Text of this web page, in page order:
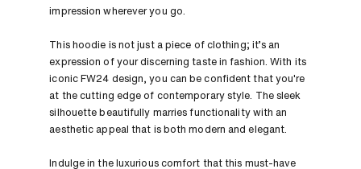
impression wherever you go.
This hoodie is not just a piece of clothing; it’s an
expression of your discerning taste in fashion. With its
iconic FW24 design, you can be confident that you're
at the cutting edge of contemporary style. The sleek
silhouette beautifully marries functionality with an
aesthetic appeal that is both modern and elegant.
Indulge in the luxurious comfort that this must-have